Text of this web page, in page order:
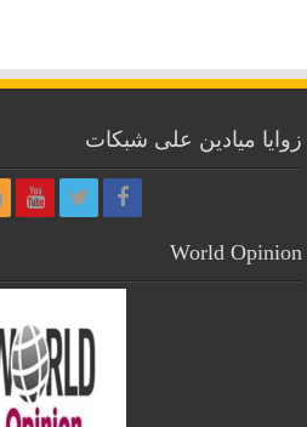
زوايا ميادين على شبكات
World Opinion